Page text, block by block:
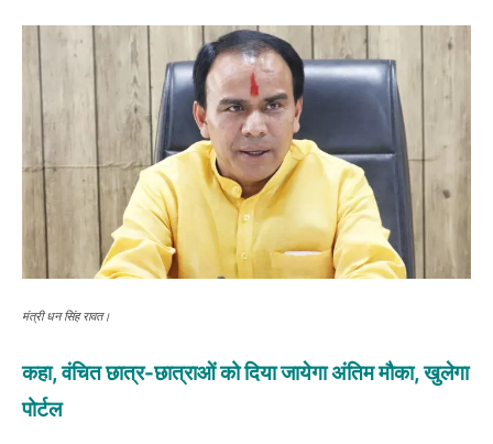
मंत्री धन सिंह रावत।
कहा, वंचित छात्र-छात्राओं को दिया जायेगा अंतिम मौका, खुलेगा
पोर्टल